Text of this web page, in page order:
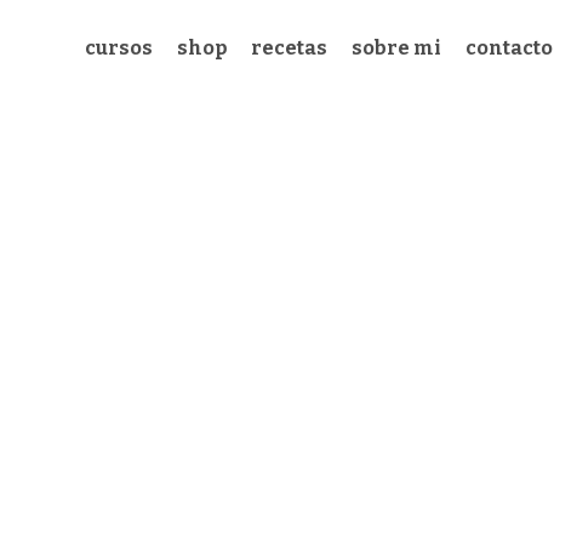
cursos shop recetas sobre mi contacto